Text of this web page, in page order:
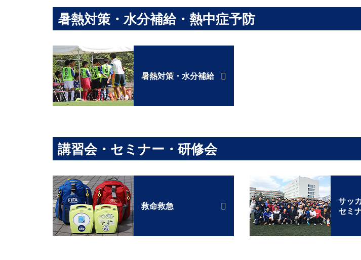
暑熱対策・水分補給・熱中症予防
暑熱対策・水分補給
講習会・セミナー・研修会
救命救急
サッ
セミ